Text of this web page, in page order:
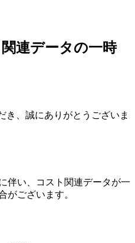
関連データの一時
き、誠にありがとうございま
伴い、コスト関連データが一
がございます。